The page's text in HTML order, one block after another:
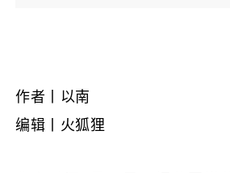
作者丨以南
编辑丨火狐狸